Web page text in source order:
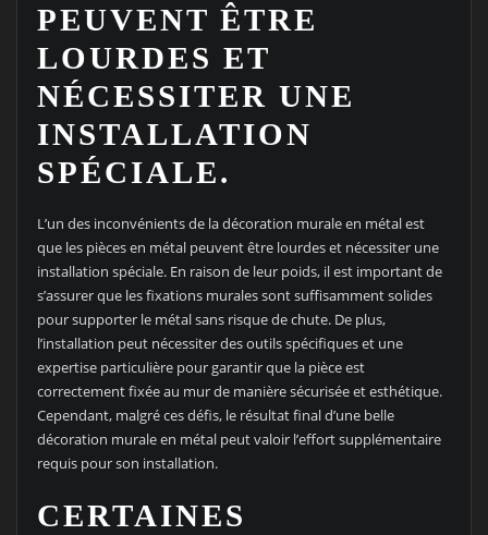
PEUVENT ÊTRE
LOURDES ET
NÉCESSITER UNE
INSTALLATION
SPÉCIALE.
L’un des inconvénients de la décoration murale en métal est
que les pièces en métal peuvent être lourdes et nécessiter une
installation spéciale. En raison de leur poids, il est important de
s’assurer que les fixations murales sont suffisamment solides
pour supporter le métal sans risque de chute. De plus,
l’installation peut nécessiter des outils spécifiques et une
expertise particulière pour garantir que la pièce est
correctement fixée au mur de manière sécurisée et esthétique.
Cependant, malgré ces défis, le résultat final d’une belle
décoration murale en métal peut valoir l’effort supplémentaire
requis pour son installation.
CERTAINES